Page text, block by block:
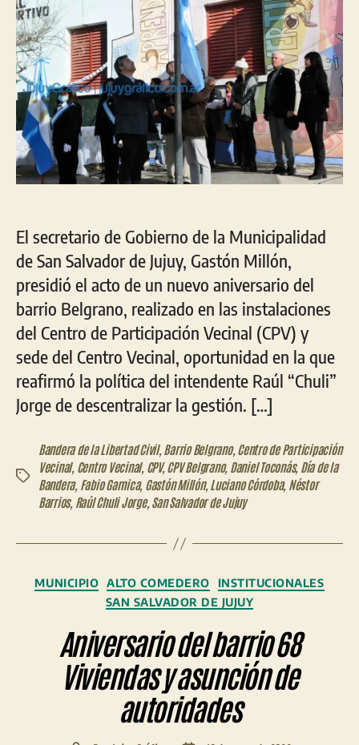
El secretario de Gobierno de la Municipalidad
de San Salvador de Jujuy, Gastón Millón,
presidió el acto de un nuevo aniversario del
barrio Belgrano, realizado en las instalaciones
del Centro de Participación Vecinal (CPV) y
sede del Centro Vecinal, oportunidad en la que
reafirmó la política del intendente Raúl “Chuli”
Jorge de descentralizar la gestión. […]
Etiquetas
Bandera de la Libertad Civil, Barrio Belgrano, Centro de Participación
Vecinal, Centro Vecinal, CPV,CPV Belgrano, Daniel Toconás, Día de la
Bandera, Fabio Garnica, Gastón Millón, Luciano Córdoba, Néstor
Barrios, Raúl Chuli Jorge, San Salvador de Jujuy
Categorías
MUNICIPIO ALTO COMEDERO
INSTITUCIONALES
SAN SALVADOR DE JUJUY
Aniversario del barrio 68
Viviendas y asunción de
autoridades